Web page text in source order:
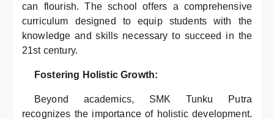
can flourish. The school offers a comprehensive
curriculum designed to equip students with the
knowledge and skills necessary to succeed in the
21st century.
Fostering Holistic Growth:
Beyond academics, SMK Tunku Putra
recognizes the importance of holistic development.